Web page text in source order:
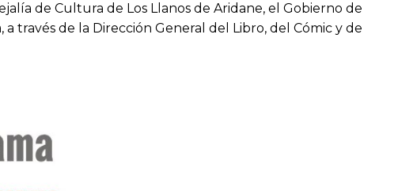
de Cultura de Los Llanos de Aridane, el Gobierno de
través de la Dirección General del Libro, del Cómic y de